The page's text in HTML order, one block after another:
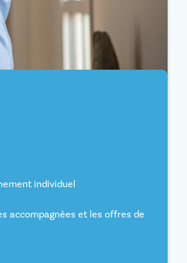
individuel
accompagnées et les offres de